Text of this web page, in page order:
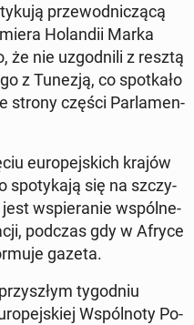
prze­wod­ni­czą­cą
Ho­lan­dii Marka
że nie uzgod­ni­li z resztą
z Tunezją, co spo­tka­ło
strony części Par­la­men­
eu­ro­pej­skich krajów
spo­ty­ka­ją się na szczy­
wspie­ra­nie wspól­ne­
podczas gdy w Afryce
gazeta.
ty­go­dniu
Wspól­no­ty Po­